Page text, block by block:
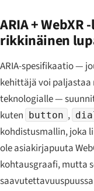
ARIA +
rikkinäinen
ARIA-spesifikaatio —
kehittäjä voi
teknologialle —
kuten button ,
kohdistusmallin, joka
ole asiakirjapuuta
kohtausgraafi, mutta